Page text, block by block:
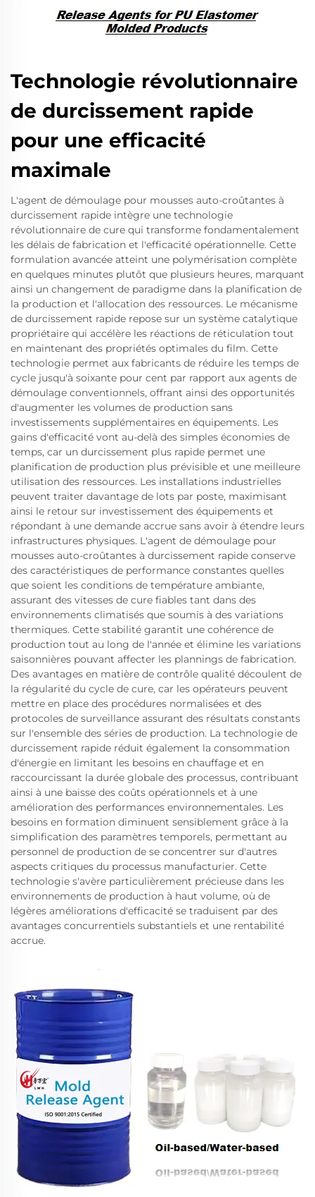
Technologie révolutionnaire
de durcissement rapide
pour une efficacité
maximale
L'agent de démoulage pour mousses auto-croûtantes à
durcissement rapide intègre une technologie
révolutionnaire de cure qui transforme fondamentalement
les délais de fabrication et l'efficacité opérationnelle. Cette
formulation avancée atteint une polymérisation complète
en quelques minutes plutôt que plusieurs heures, marquant
ainsi un changement de paradigme dans la planification de
la production et l'allocation des ressources. Le mécanisme
de durcissement rapide repose sur un système catalytique
propriétaire qui accélère les réactions de réticulation tout
en maintenant des propriétés optimales du film. Cette
technologie permet aux fabricants de réduire les temps de
cycle jusqu'à soixante pour cent par rapport aux agents de
démoulage conventionnels, offrant ainsi des opportunités
d'augmenter les volumes de production sans
investissements supplémentaires en équipements. Les
gains d'efficacité vont au-delà des simples économies de
temps, car un durcissement plus rapide permet une
planification de production plus prévisible et une meilleure
utilisation des ressources. Les installations industrielles
peuvent traiter davantage de lots par poste, maximisant
ainsi le retour sur investissement des équipements et
répondant à une demande accrue sans avoir à étendre leurs
infrastructures physiques. L'agent de démoulage pour
mousses auto-croûtantes à durcissement rapide conserve
des caractéristiques de performance constantes quelles
que soient les conditions de température ambiante,
assurant des vitesses de cure fiables tant dans des
environnements climatisés que soumis à des variations
thermiques. Cette stabilité garantit une cohérence de
production tout au long de l'année et élimine les variations
saisonnières pouvant affecter les plannings de fabrication.
Des avantages en matière de contrôle qualité découlent de
la régularité du cycle de cure, car les opérateurs peuvent
mettre en place des procédures normalisées et des
protocoles de surveillance assurant des résultats constants
sur l'ensemble des séries de production. La technologie de
durcissement rapide réduit également la consommation
d'énergie en limitant les besoins en chauffage et en
raccourcissant la durée globale des processus, contribuant
ainsi à une baisse des coûts opérationnels et à une
amélioration des performances environnementales. Les
besoins en formation diminuent sensiblement grâce à la
simplification des paramètres temporels, permettant au
personnel de production de se concentrer sur d'autres
aspects critiques du processus manufacturier. Cette
technologie s'avère particulièrement précieuse dans les
environnements de production à haut volume, où de
légères améliorations d'efficacité se traduisent par des
avantages concurrentiels substantiels et une rentabilité
accrue.